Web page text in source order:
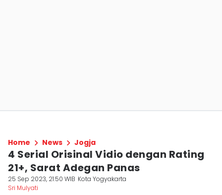
Home News Jogja
4 Serial Orisinal Vidio dengan Rating
21+, Sarat Adegan Panas
25 Sep 2023, 21:50 WIB Kota Yogyakarta
Sri Mulyati